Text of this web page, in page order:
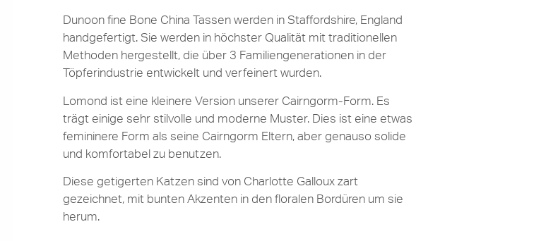
Dunoon fine Bone China Tassen werden in Staffordshire, England
handgefertigt. Sie werden in höchster Qualität mit traditionellen
Methoden hergestellt, die über 3 Familiengenerationen in der
Töpferindustrie entwickelt und verfeinert wurden.
Lomond ist eine kleinere Version unserer Cairngorm-Form. Es
trägt einige sehr stilvolle und moderne Muster. Dies ist eine etwas
femininere Form als seine Cairngorm Eltern, aber genauso solide
und komfortabel zu benutzen.
Diese getigerten Katzen sind von Charlotte Galloux zart
gezeichnet, mit bunten Akzenten in den floralen Bordüren um sie
herum.